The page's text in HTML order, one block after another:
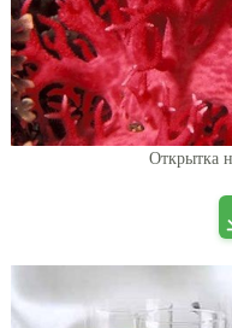
Открытка